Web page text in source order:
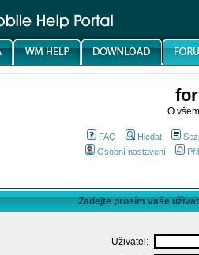
O
FAQ Hledat
Osobní nastavení
Zadejte prosím vaše
Uživatel: